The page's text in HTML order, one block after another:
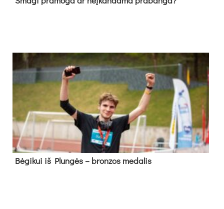
Bė­gi­kui iš Plun­gės – bron­zos me­da­lis